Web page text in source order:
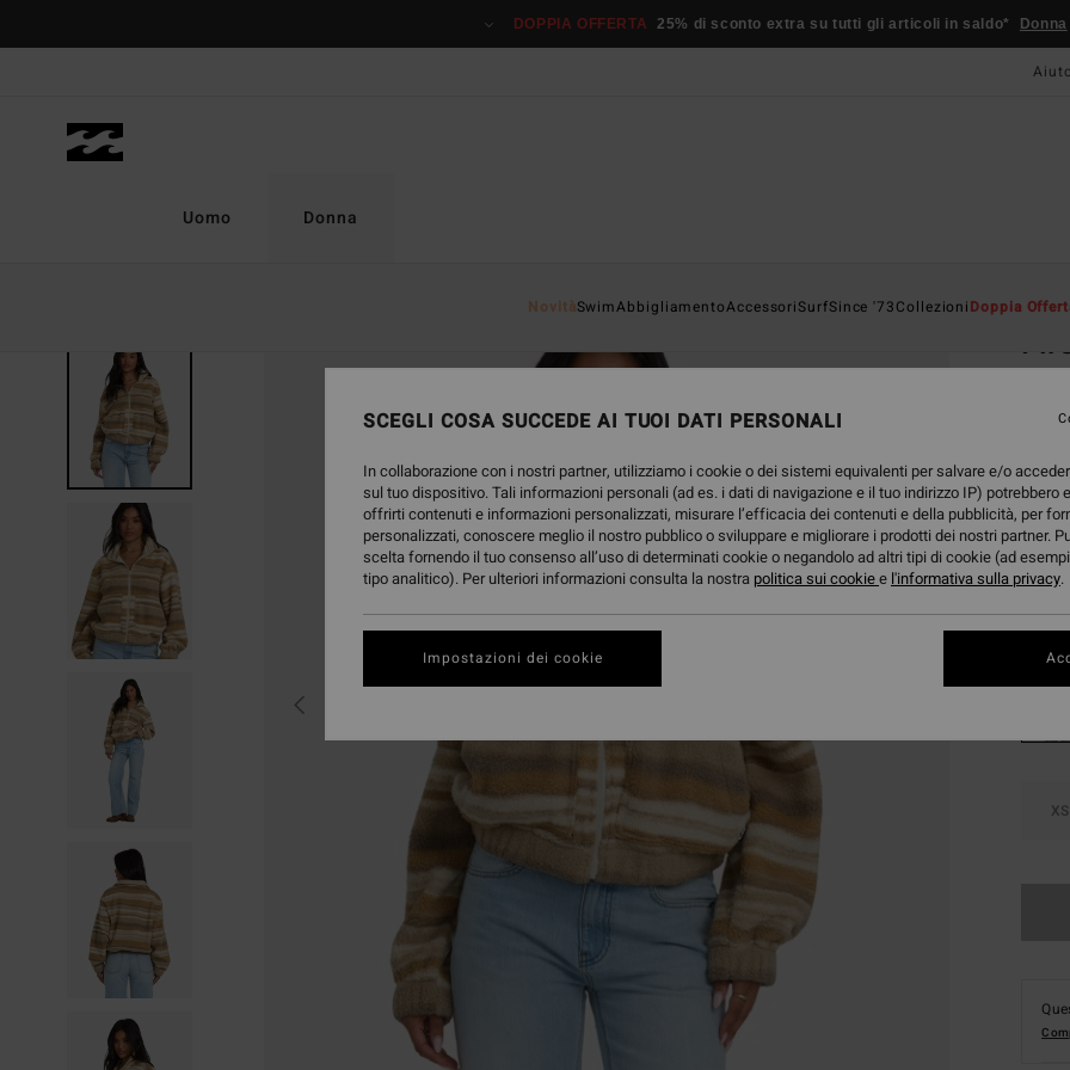
prodotto
DOPPIA OFFERTA 25% di sconto extra su tutti gli articoli in saldo* Donna
Uomo Donna
NovitàSwimAbbigliamentoAccessoriSurfSince '73CollezioniDoppia
XS
SCEGLI COSA SUCCEDE AI TUOI DATI PERSONALI
In collaborazione con i nostri partner, utilizziamo i cookie o dei sistemi equivalenti per salvare e/o
sul tuo dispositivo. Tali informazioni personali (ad es. i dati di navigazione e il tuo indirizzo IP) potrebbero
offrirti contenuti e informazioni personalizzati, misurare l’efficacia dei contenuti e della pubblicità, per
personalizzati, conoscere meglio il nostro pubblico o sviluppare e migliorare i prodotti dei nostri partner.
scelta fornendo il tuo consenso all’uso di determinati cookie o negandolo ad altri tipi di cookie (ad
tipo analitico). Per ulteriori informazioni consulta la nostra politica sui cookiee l'informativa sulla privacy.
Impostazioni dei cookie